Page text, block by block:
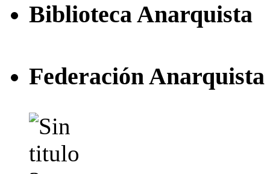
Biblioteca Anarquista
Federación